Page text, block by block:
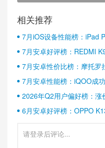
相关推荐
7月iOS设备性能榜：iPad
7月安卓好评榜：REDMI
半壁江山
7月安卓性价比榜：摩托罗
7月安卓性能榜：iQOO成
2026年Q2用户偏好榜：涨
6月安卓好评榜：OPPO